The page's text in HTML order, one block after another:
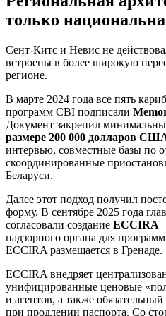
только
Сент-Китс и Невис не
встроены в более широкую
регионе.
В марте 2024 года все пять
программ CBI подписали
Документ закрепил
размере 200 000 долларов
интервью, совместные базы по
скоординированные
Беларуси.
Далее этот подход получил
форму. В сентябре 2025 года
согласовали создание ECCIRA
надзорного органа для
ECCIRA размещается в Гренаде.
ECCIRA внедряет
унифицированные ценовые
и агентов, а также
при продлении паспорта. Со